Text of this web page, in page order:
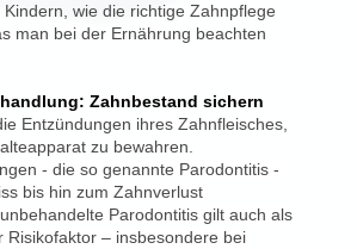
wie die richtige Zahnpflege
man bei der Ernährung beachten
Zahnbestand sichern
Entzündungen ihres Zahnfleisches,
zu bewahren.
- die so genannte Parodontitis -
bis hin zum Zahnverlust
Parodontitis gilt auch als
Risikofaktor – insbesondere bei